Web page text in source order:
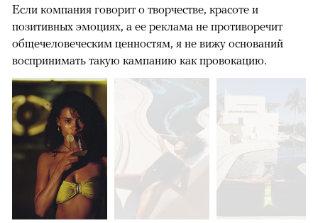
Если компания говорит о творчестве, красоте и
позитивных эмоциях, а ее реклама не противоречит
общечеловеческим ценностям, я не вижу оснований
воспринимать такую кампанию как провокацию.